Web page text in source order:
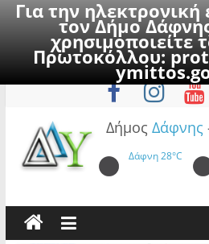
Για την ηλεκτρονική
τον Δήμο
χρησιμοποιείτε
Πρωτοκόλλου:
to
Σάββατο, 8
Δήμος Δάφνης
Δάφνη28°C